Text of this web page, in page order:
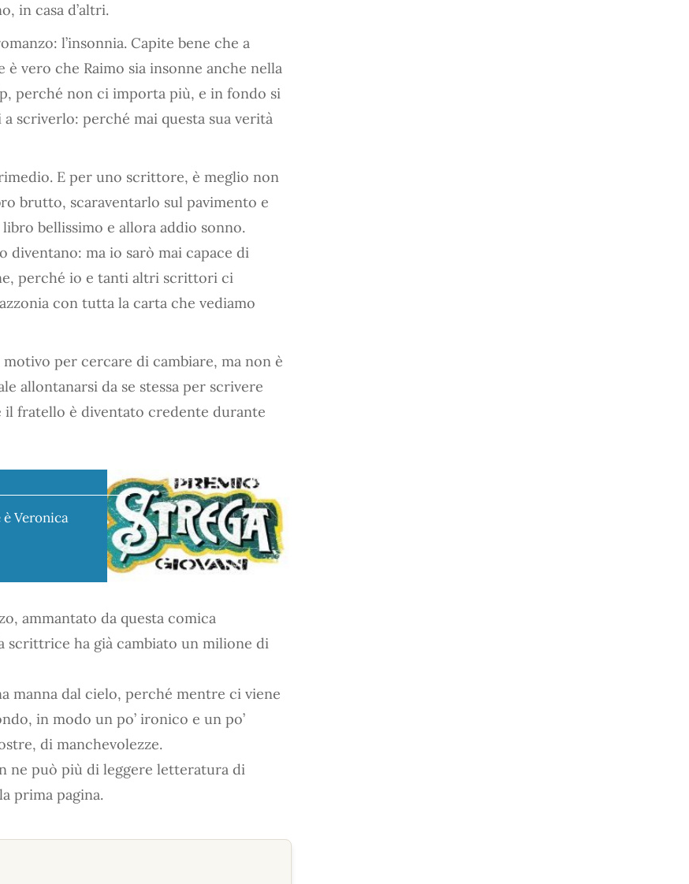
in casa d’altri.
l’insonnia. Capite bene che a
vero che Raimo sia insonne anche nella
perché non ci importa più, e in fondo si
scriverlo: perché mai questa sua verità
E per uno scrittore, è meglio non
brutto, scaraventarlo sul pavimento e
bellissimo e allora addio sonno.
diventano: ma io sarò mai capace di
perché io e tanti altri scrittori ci
con tutta la carta che vediamo
per cercare di cambiare, ma non è
allontanarsi da se stessa per scrivere
fratello è diventato credente durante
Veronica
ammantato da questa comica
scrittrice ha già cambiato un milione di
manna dal cielo, perché mentre ci viene
in modo un po’ ironico e un po’
di manchevolezze.
ne può più di leggere letteratura di
prima pagina.